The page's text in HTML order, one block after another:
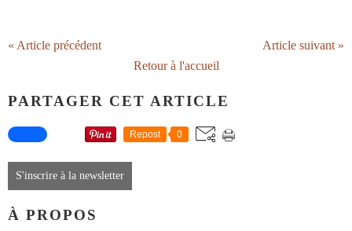
« Article précédent
Article suivant »
Retour à l'accueil
PARTAGER CET ARTICLE
Repost 0
S'inscrire à la newsletter
À PROPOS